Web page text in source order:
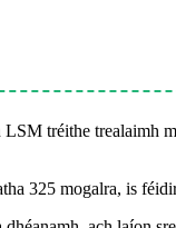
tréithe trealaimh
325 mogalra, is